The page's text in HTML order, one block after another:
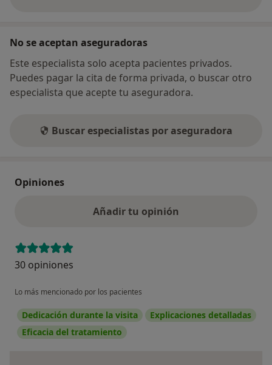
No se aceptan aseguradoras
Este especialista solo acepta pacientes privados.
Puedes pagar la cita de forma privada, o buscar otro
especialista que acepte tu aseguradora.
Buscar especialistas por aseguradora
Opiniones
Añadir tu opinión
30 opiniones
Lo más mencionado por los pacientes
Dedicación durante la visita
Explicaciones detalladas
Eficacia del tratamiento